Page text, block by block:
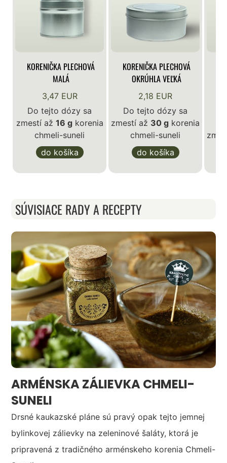
KORENIČKA PLECHOVÁ
MALÁ
3,47 EUR
Do tejto dózy sa
zmestí až 16 gkorenia
chmeli-suneli
do košíka
KORENIČKA PLECHOVÁ
OKRÚHLA VEĽKÁ
2,18 EUR
Do tejto dózy sa
zmestí až 30 g korenia
chmeli-suneli
do košíka
SÚVISIACE RADY A RECEPTY
ARMÉNSKA ZÁLIEVKA CHMELI-
SUNELI
Drsné kaukazské pláne sú pravý opak tejto jemnej
bylinkovej zálievky na zeleninové šaláty, ktorá je
pripravená z tradičného arménskeho korenia Chmeli-